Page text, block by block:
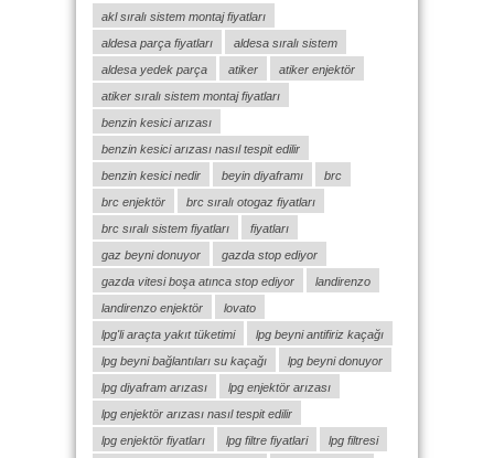
akl sıralı sistem montaj fiyatları
aldesa parça fiyatları
aldesa sıralı sistem
aldesa yedek parça
atiker
atiker enjektör
atiker sıralı sistem montaj fiyatları
benzin kesici arızası
benzin kesici arızası nasıl tespit edilir
benzin kesici nedir
beyin diyaframı
brc
brc enjektör
brc sıralı otogaz fiyatları
brc sıralı sistem fiyatları
fiyatları
gaz beyni donuyor
gazda stop ediyor
gazda vitesi boşa atınca stop ediyor
landirenzo
landirenzo enjektör
lovato
lpg'li araçta yakıt tüketimi
lpg beyni antifiriz kaçağı
lpg beyni bağlantıları su kaçağı
lpg beyni donuyor
lpg diyafram arızası
lpg enjektör arızası
lpg enjektör arızası nasıl tespit edilir
lpg enjektör fiyatları
lpg filtre fiyatlari
lpg filtresi